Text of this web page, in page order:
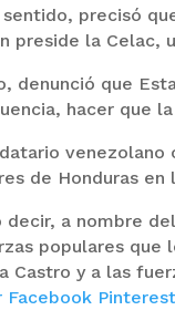
sentido, precisó
preside la Celac,
denunció que
hacer que
de Honduras
decir, a nombre
populares que
Castro y a las
Facebook Pinterest